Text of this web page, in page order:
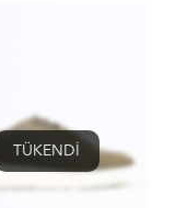
TÜKENDİ